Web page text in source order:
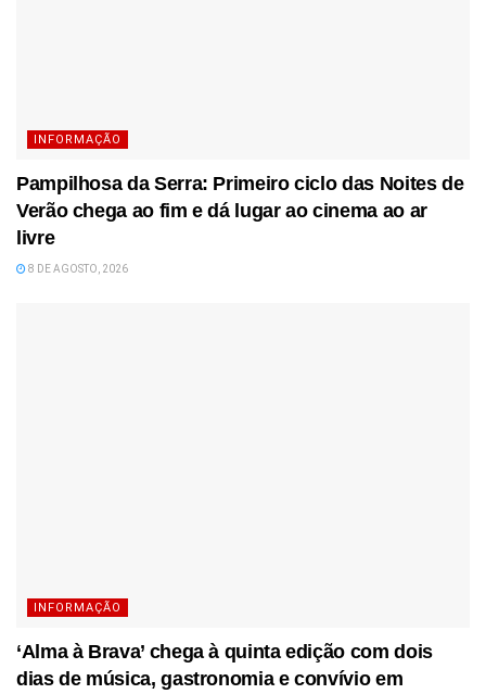
INFORMAÇÃO
Pampilhosa da Serra: Primeiro ciclo das Noites de
Verão chega ao fim e dá lugar ao cinema ao ar
livre
8 DE AGOSTO, 2026
INFORMAÇÃO
‘Alma à Brava’ chega à quinta edição com dois
dias de música, gastronomia e convívio em